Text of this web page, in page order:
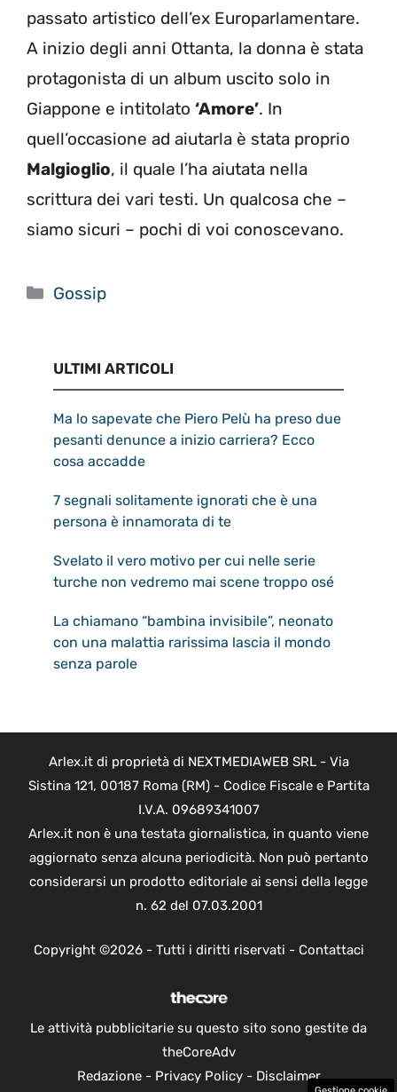
passato artistico dell’ex Europarlamentare.
A inizio degli anni Ottanta, la donna è stata
protagonista di un album uscito solo in
Giappone e intitolato ‘Amore’. In
quell’occasione ad aiutarla è stata proprio
Malgioglio, il quale l’ha aiutata nella
scrittura dei vari testi. Un qualcosa che –
siamo sicuri – pochi di voi conoscevano.
Categorie
Gossip
ULTIMI ARTICOLI
Ma lo sapevate che Piero Pelù ha preso due
pesanti denunce a inizio carriera? Ecco
cosa accadde
7 segnali solitamente ignorati che è una
persona è innamorata di te
Svelato il vero motivo per cui nelle serie
turche non vedremo mai scene troppo osé
La chiamano “bambina invisibile”, neonato
con una malattia rarissima lascia il mondo
senza parole
Arlex.it di proprietà di NEXTMEDIAWEB SRL - Via
Sistina 121, 00187 Roma (RM) - Codice Fiscale e Partita
I.V.A. 09689341007
Arlex.it non è una testata giornalistica, in quanto viene
aggiornato senza alcuna periodicità. Non può pertanto
considerarsi un prodotto editoriale ai sensi della legge
n. 62 del 07.03.2001
Copyright ©2026 - Tutti i diritti riservati - Contattaci
Le attività pubblicitarie su questo sito sono gestite da
theCoreAdv
Redazione- Privacy Policy- Disclaimer